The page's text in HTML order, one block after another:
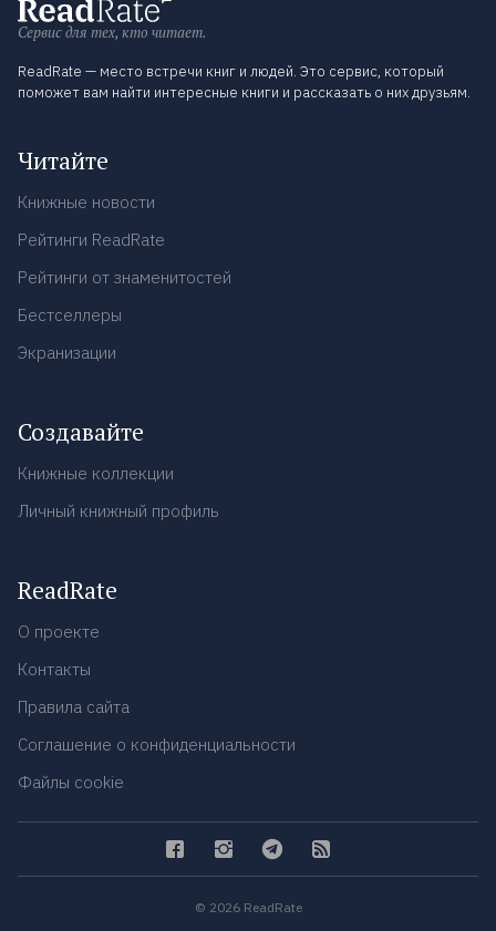
Сервис для тех, кто читает.
ReadRate — место встречи книг и людей. Это сервис, который
поможет вам найти интересные книги и рассказать о них друзьям.
Читайте
Книжные новости
Рейтинги ReadRate
Рейтинги от знаменитостей
Бестселлеры
Экранизации
Создавайте
Книжные коллекции
Личный книжный профиль
ReadRate
О проекте
Контакты
Правила сайта
Соглашение о конфиденциальности
Файлы cookie
© 2026 ReadRate